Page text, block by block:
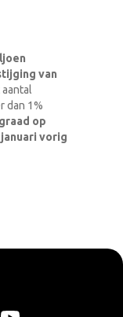
van
dan 1%
op
vorig